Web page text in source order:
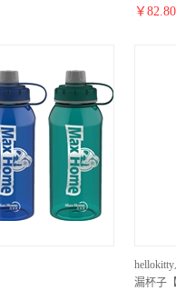
￥ 82.80
漏杯子